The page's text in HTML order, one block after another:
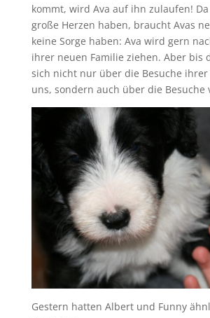
kommt, wird Ava auf ihn zulaufen!
große Herzen haben, braucht Avas
keine Sorge haben: Ava wird gern
ihrer neuen Familie ziehen. Aber bis
sich nicht nur über die Besuche ihrer
uns, sondern auch über die Besuche
Gestern hatten Albert und Funny